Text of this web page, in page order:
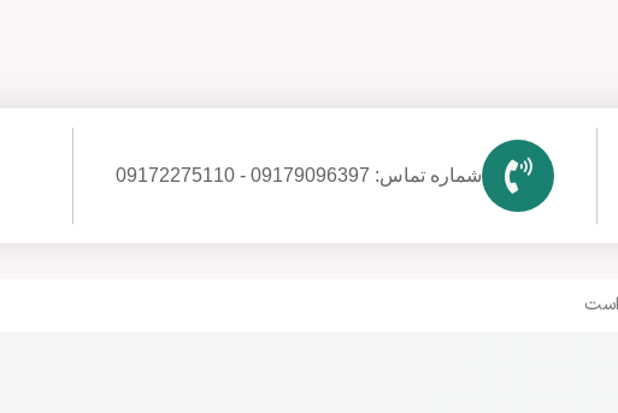
شماره تماس: 09179096397 - 09172275110